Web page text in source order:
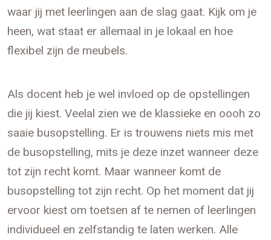
waar jij met leerlingen aan de slag gaat. Kijk om je
heen, wat staat er allemaal in je lokaal en hoe
flexibel zijn de meubels.
Als docent heb je wel invloed op de opstellingen
die jij kiest. Veelal zien we de klassieke en oooh zo
saaie busopstelling. Er is trouwens niets mis met
de busopstelling, mits je deze inzet wanneer deze
tot zijn recht komt. Maar wanneer komt de
busopstelling tot zijn recht. Op het moment dat jij
ervoor kiest om toetsen af te nemen of leerlingen
individueel en zelfstandig te laten werken. Alle